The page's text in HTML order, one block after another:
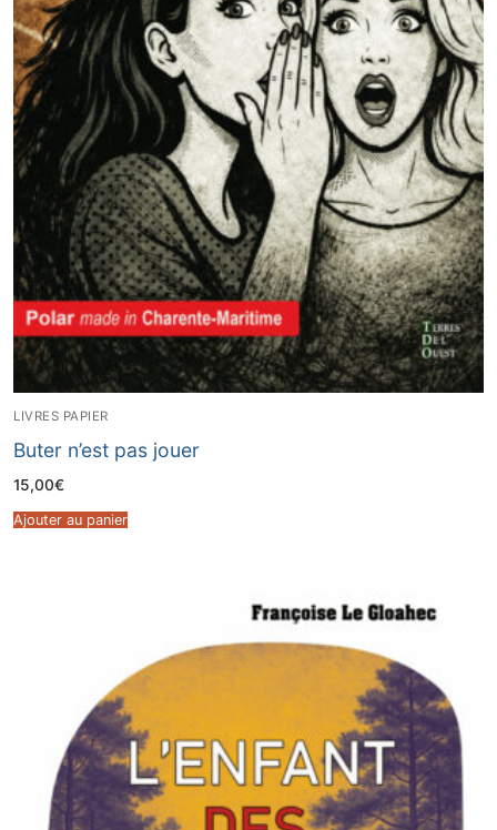
LIVRES PAPIER
Buter n’est pas jouer
15,00€
Ajouter au panier